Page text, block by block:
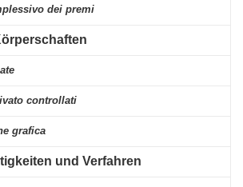
dei premi
controllati
grafica
und Verfahren